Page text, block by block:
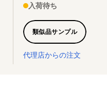
入荷待ち
類似品サンプル
代理店からの注文